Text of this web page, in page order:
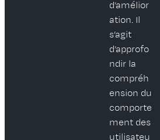
d’amélior
ation. Il
s’agit
d’approfo
ndir la
compréh
ension du
comporte
ment des
utilisateu